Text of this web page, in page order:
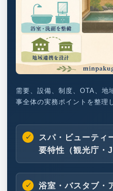
需要、設備、制度、OTA、地
事全体の実務ポイントを整理
スパ・ビューティ
要特性（観光庁・
浴室・バスタブ・